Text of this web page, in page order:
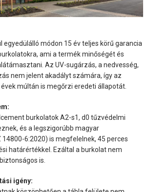
egyedülálló módon 15 év teljes körű garancia
ami a termék minőségét és
Az UV-sugárzás, a nedvesség,
nem jelent akadályt számára, így az
múltán is megőrzi eredeti állapotát.
burkolatok A2-s1, d0 tűzvédelmi
és a legszigorúbb magyar
6:2020) is megfelelnek, 45 perces
határértékkel. Ezáltal a burkolat nem
is.
igény: